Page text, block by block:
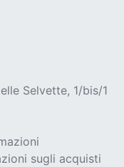
Selvette, 1/bis/1
sugli acquisti